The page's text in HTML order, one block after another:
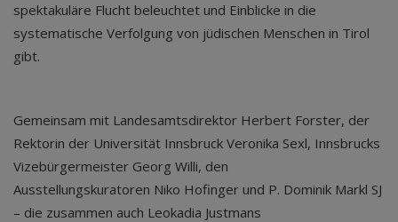
spektakuläre Flucht beleuchtet und Einblicke in die
systematische Verfolgung von jüdischen Menschen in Tirol
gibt.
Gemeinsam mit Landesamtsdirektor Herbert Forster, der
Rektorin der Universität Innsbruck Veronika Sexl, Innsbrucks
Vizebürgermeister Georg Willi, den
Ausstellungskuratoren Niko Hofinger und P. Dominik Markl SJ
– die zusammen auch Leokadia Justmans